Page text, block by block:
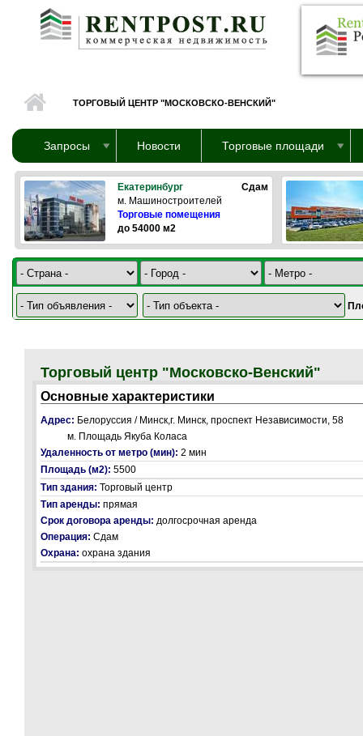
Перейти к основному содержанию
ТОРГОВЫЙ ЦЕНТР "МОСКОВСКО-ВЕНСКИЙ"
Запросы Новости Торговые площади
Екатеринбург
Сдам
м. Машиностроителей
Торговые помещения
до 54000 м2
Торговый центр "Московско-Венский"
Основные характеристики
Адрес: Белоруссия / Минск,г. Минск, проспект Независимости, 58
м. Площадь Якуба Коласа
Удаленность от метро (мин): 2 мин
Площадь (м2): 5500
Тип здания: Торговый центр
Тип аренды: прямая
Срок договора аренды: долгосрочная аренда
Операция: Сдам
Охрана: охрана здания